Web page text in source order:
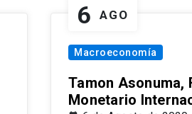
6 AGO
Macroeconomía
Tamon Asonuma,
Monetario